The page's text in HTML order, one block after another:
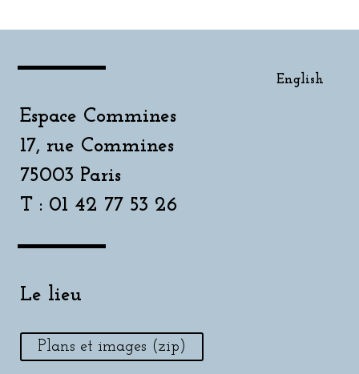
Espace Commines
17, rue Commines
75003 Paris
T : 01 42 77 53 26
Le lieu
Plans et images (zip)
English